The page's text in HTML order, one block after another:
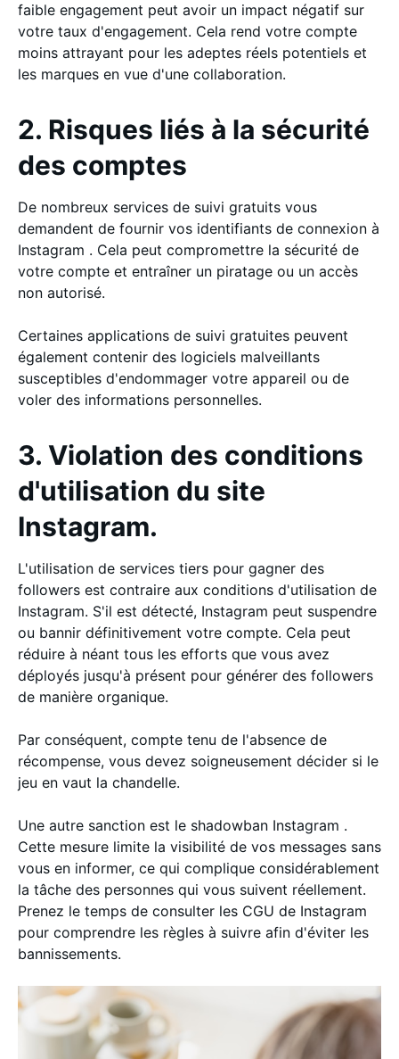
faible engagement peut avoir un impact négatif sur
votre taux d'engagement. Cela rend votre compte
moins attrayant pour les adeptes réels potentiels et
les marques en vue d'une collaboration.
2. Risques liés à la sécurité
des comptes
De nombreux services de suivi gratuits vous
demandent de fournir vos identifiants de connexion à
Instagram . Cela peut compromettre la sécurité de
votre compte et entraîner un piratage ou un accès
non autorisé.
Certaines applications de suivi gratuites peuvent
également contenir des logiciels malveillants
susceptibles d'endommager votre appareil ou de
voler des informations personnelles.
3. Violation des conditions
d'utilisation du site
Instagram.
L'utilisation de services tiers pour gagner des
followers est contraire aux conditions d'utilisation de
Instagram. S'il est détecté, Instagram peut suspendre
ou bannir définitivement votre compte. Cela peut
réduire à néant tous les efforts que vous avez
déployés jusqu'à présent pour générer des followers
de manière organique.
Par conséquent, compte tenu de l'absence de
récompense, vous devez soigneusement décider si le
jeu en vaut la chandelle.
Une autre sanction est le shadowban Instagram .
Cette mesure limite la visibilité de vos messages sans
vous en informer, ce qui complique considérablement
la tâche des personnes qui vous suivent réellement.
Prenez le temps de consulter les CGU de Instagram
pour comprendre les règles à suivre afin d'éviter les
bannissements.